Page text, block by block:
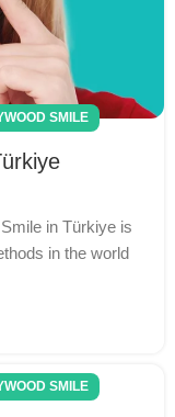
SMILE
in Türkiye is
in the world
SMILE